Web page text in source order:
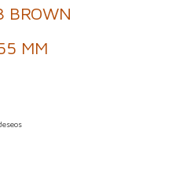
BROWN
MM